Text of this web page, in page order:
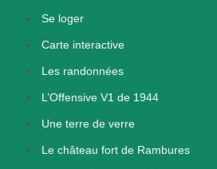
Se loger
Carte interactive
Les randonnées
L’Offensive V1 de 1944
Une terre de verre
Le château fort de Rambures